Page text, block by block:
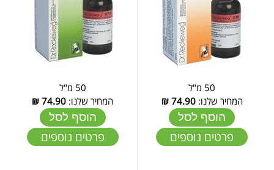
50 מ"ל
המחיר שלנו:74.90
₪
הוסף לסל
פרטים נוספים
50 מ"ל
המחיר שלנו: 74.90
₪
הוסף לסל
פרטים נוספים